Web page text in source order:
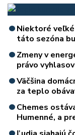
Niektoré
táto sezóna
Zmeny v
právo
Väčšina
za teplo
Chemes
Humenné, a